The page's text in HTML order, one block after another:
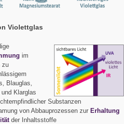
Violettglas
im
zu
Blauglas,
Klarglas
Substanzen
von Abbauprozessen zur Erhaltung
der Inhaltsstoffe